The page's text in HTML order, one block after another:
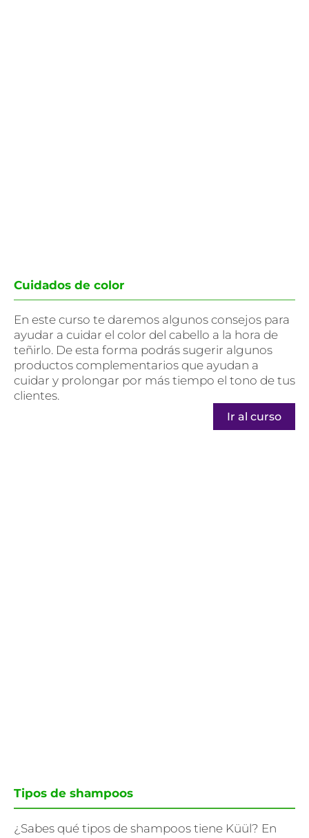
Cuidados de color
En este curso te daremos algunos consejos para
ayudar a cuidar el color del cabello a la hora de
teñirlo. De esta forma podrás sugerir algunos
productos complementarios que ayudan a
cuidar y prolongar por más tiempo el tono de tus
clientes.
Ir al curso
Tipos de shampoos
¿Sabes qué tipos de shampoos tiene Küül? En